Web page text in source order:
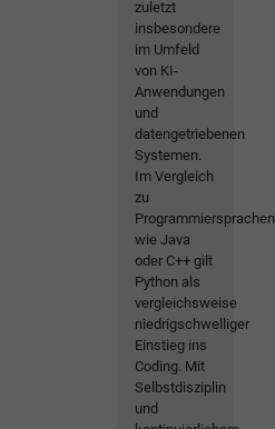
zuletzt
insbesondere
im Umfeld
von KI-
Anwendungen
und
datengetriebenen
Systemen.
Im Vergleich
zu
Programmiersprachen
wie Java
oder C++ gilt
Python als
vergleichsweise
niedrigschwelliger
Einstieg ins
Coding. Mit
Selbstdisziplin
und